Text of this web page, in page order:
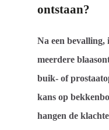
ontstaan?
Na een bevalling,
meerdere
buik- of
kans op
hangen de